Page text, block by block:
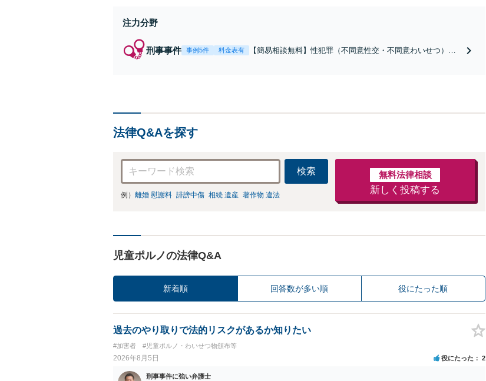
注力分野
刑事事件 事例5件 料金表有
【簡易相談無料】性犯罪（不同意性交・不同意わいせつ）・
法律Q&Aを探す
検索
例） 離婚 慰謝料 誹謗中傷 相続 遺産 著作物 違法
無料法律相談
新しく投稿する
児童ポルノの法律Q&A
新着順 回答数が多い順 役にたった順
過去のやり取りで法的リスクがあるか知りたい
#加害者 #児童ポルノ・わいせつ物頒布等
2026年8月5日 役にたった 2
刑事事件に強い弁護士